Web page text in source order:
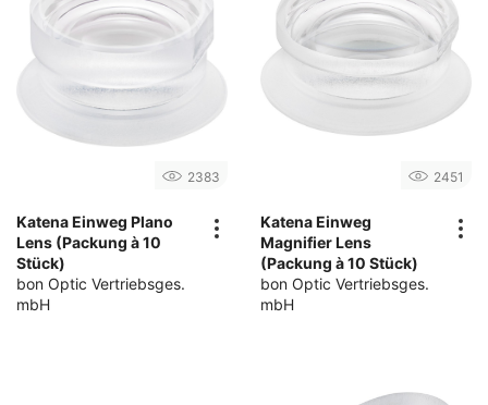
2383
Katena Einweg Plano
Lens (Packung à 10
Stück)
bon Optic Vertriebsges.
mbH
2451
Katena Einweg
Magnifier Lens
(Packung à 10 Stück)
bon Optic Vertriebsges.
mbH